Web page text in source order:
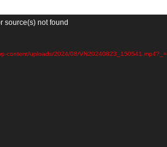
source(s) not found
content/uploads/2024/08/